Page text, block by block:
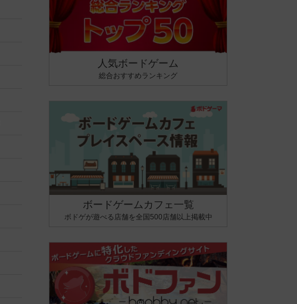
人気ボードゲーム
総合おすすめランキング
ボードゲームカフェ一覧
ボドゲが遊べる店舗を全国500店舗以上掲載中